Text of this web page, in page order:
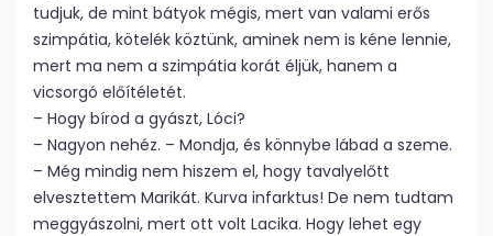
tudjuk, de mint bátyok mégis, mert van valami erős
szimpátia, kötelék köztünk, aminek nem is kéne lennie,
mert ma nem a szimpátia korát éljük, hanem a
vicsorgó előítéletét.
– Hogy bírod a gyászt, Lóci?
– Nagyon nehéz. – Mondja, és könnybe lábad a szeme.
– Még mindig nem hiszem el, hogy tavalyelőtt
elvesztettem Marikát. Kurva infarktus! De nem tudtam
meggyászolni, mert ott volt Lacika. Hogy lehet egy